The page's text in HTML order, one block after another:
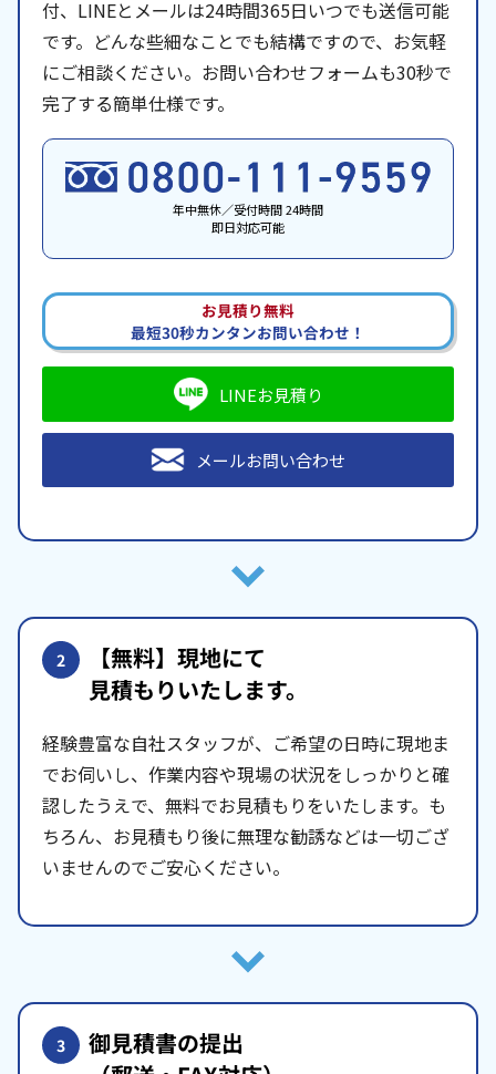
付、LINEとメールは24時間365日いつでも送信可能
です。どんな些細なことでも結構ですので、お気軽
にご相談ください。お問い合わせフォームも30秒で
完了する簡単仕様です。
年中無休／受付時間 24時間
即日対応可能
お見積り無料
最短30秒カンタンお問い合わせ！
LINEお見積り
メールお問い合わせ
2 【無料】現地にて
見積もりいたします。
経験豊富な自社スタッフが、ご希望の日時に現地ま
でお伺いし、作業内容や現場の状況をしっかりと確
認したうえで、無料でお見積もりをいたします。も
ちろん、お見積もり後に無理な勧誘などは一切ござ
いませんのでご安心ください。
3 御見積書の提出